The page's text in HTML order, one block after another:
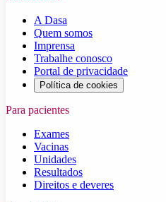
A Dasa
Quem somos
Imprensa
Trabalhe conosco
Portal de privacidade
Política de cookies
Para pacientes
Exames
Vacinas
Unidades
Resultados
Direitos e deveres